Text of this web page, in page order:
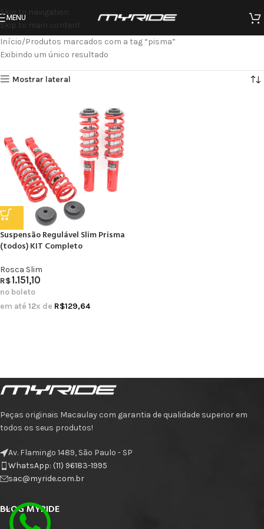
Skip to navigation
Skip to main content
MENU
Início Produtos marcados com a tag “pisma”
Exibindo um único resultado
Mostrar lateral
Suspensão Regulável Slim Prisma
(todos) KIT Completo
Rosca Slim
R$1.151,10
no boleto
em até 12x de R$129,64
Peças originais Macaulay com garantia de qualidade superior em
todos os seus produtos!
Av. Flamingo 1489, São Paulo - SP
WhatsApp: (11) 96183-1995
sac@myride.com.br
BLOG MYRIDE